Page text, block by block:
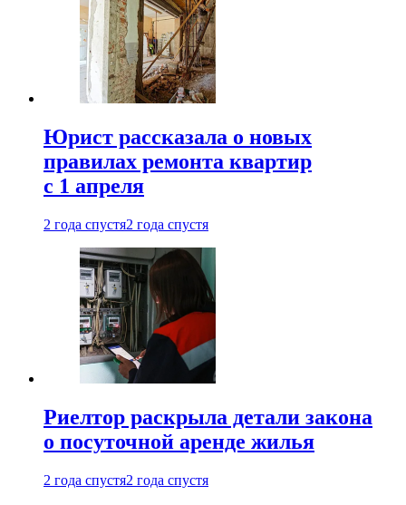
Юрист рассказала о новых
правилах ремонта квартир
с 1 апреля
2 года спустя2 года спустя
Риелтор раскрыла детали закона
о посуточной аренде жилья
2 года спустя2 года спустя